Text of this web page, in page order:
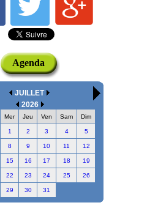
Agenda
JUILLET
2026
Mer Jeu Ven Sam Dim
1 2 3 4 5
8 9 10 11 12
15 16 17 18 19
22 23 24 25 26
29 30 31